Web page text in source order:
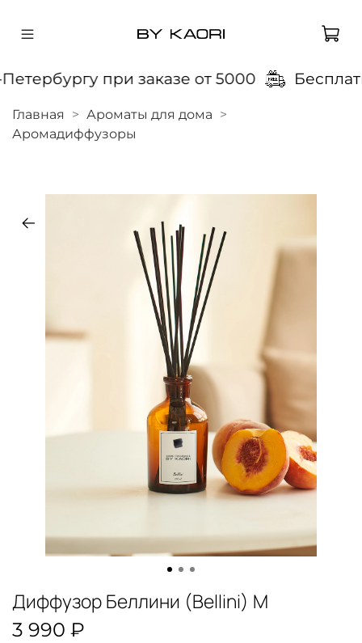
при заказе от 5000
Главная
Ароматы для дома
Аромадиффузоры
Диффузор Беллини (Bellini) M
3 990 ₽